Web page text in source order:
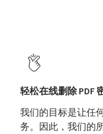
轻松在线删除 PDF
我们的目标是让任
务。因此，我们的